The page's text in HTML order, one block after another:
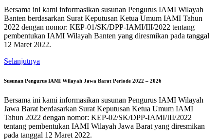
Bersama ini kami informasikan susunan Pengurus IAMI Wilayah
Banten berdasarkan Surat Keputusan Ketua Umum IAMI Tahun
2022 dengan nomor: KEP-01/SK/DPP-IAMI/III/2022 tentang
pembentukan IAMI Wilayah Banten yang diresmikan pada tanggal
12 Maret 2022.
Selanjutnya
Susunan Pengurus IAMI Wilayah Jawa Barat Periode 2022 – 2026
Bersama ini kami informasikan susunan Pengurus IAMI Wilayah
Jawa Barat berdasarkan Surat Keputusan Ketua Umum IAMI
Tahun 2022 dengan nomor: KEP-02/SK/DPP-IAMI/III/2022
tentang pembentukan IAMI Wilayah Jawa Barat yang diresmikan
pada tanggal 12 Maret 2022.